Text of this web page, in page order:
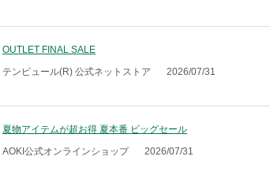
OUTLET FINAL SALE
テンピュール(R) 公式ネットストア 2026/07/31
夏物アイテムが超お得 夏本番 ビッグセール
AOKI公式オンラインショップ 2026/07/31